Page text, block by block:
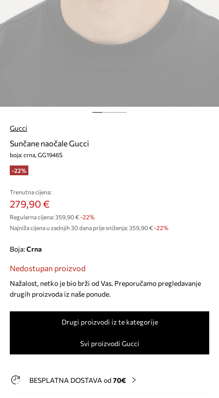
Gucci
Sunčane naočale Gucci
boja: crna, GG1946S
-22%
Trenutna cijena:
279,90 €
Regularna cijena: 359,90 €-22%
Najniža cijena u zadnjih 30 dana prije sniženja: 359,90 € -22%
Boja: crna
Nedostupan proizvod
Nažalost, netko je bio brži od Vas. Preporučamo pregledavanje
drugih proizvoda iz naše ponude.
Drugi proizvodi iz te kategorije
Svi proizvodi Gucci
BESPLATNA DOSTAVA od 70€